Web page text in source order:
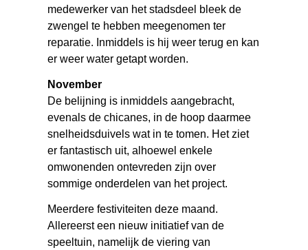
medewerker van het stadsdeel bleek de
zwengel te hebben meegenomen ter
reparatie. Inmiddels is hij weer terug en kan
er weer water getapt worden.
November
De belijning is inmiddels aangebracht,
evenals de chicanes, in de hoop daarmee
snelheidsduivels wat in te tomen. Het ziet
er fantastisch uit, alhoewel enkele
omwonenden ontevreden zijn over
sommige onderdelen van het project.
Meerdere festiviteiten deze maand.
Allereerst een nieuw initiatief van de
speeltuin, namelijk de viering van